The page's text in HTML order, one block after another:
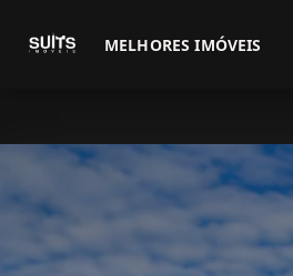
MELHORES IMÓVEIS